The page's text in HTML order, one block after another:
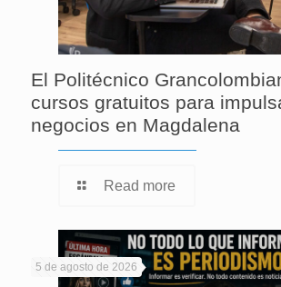
El Politécnico
cursos gratuitos para
negocios en Magdalena
Read more
5 de agosto de 2026